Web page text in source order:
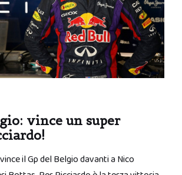
vince un super
il Gp del Belgio davanti a Nico